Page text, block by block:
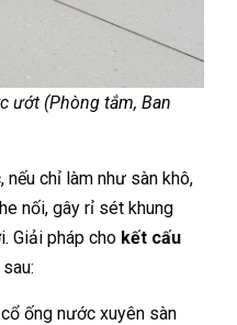
ướt (Phòng tắm, Ban
chỉ làm như sàn khô,
nối, gây rỉ sét khung
Giải pháp cho kết cấu
ống nước xuyên sàn